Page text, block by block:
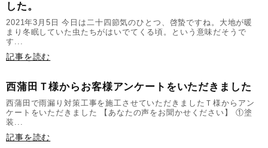
した。
2021年3月5日 今日は二十四節気のひとつ、啓蟄ですね。大地が暖
まり冬眠していた虫たちがはいでてくる頃。という意味だそうで
す...
記事を読む
西蒲田Ｔ様からお客様アンケートをいただきました
西蒲田で雨漏り対策工事を施工させていただきましたＴ様からアン
ケートをいただきました 【あなたの声をお聞かせください】 ①塗
装...
記事を読む